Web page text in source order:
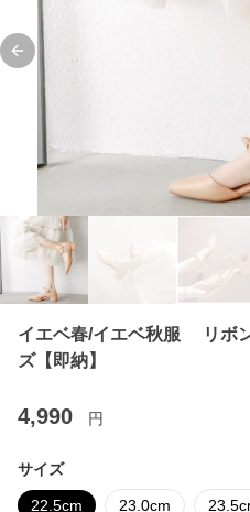
Previous slide
イエベ春/イエベ秋服 リボ
ズ【即納】
4,990 円
サイズ
22.5cm 23.0cm